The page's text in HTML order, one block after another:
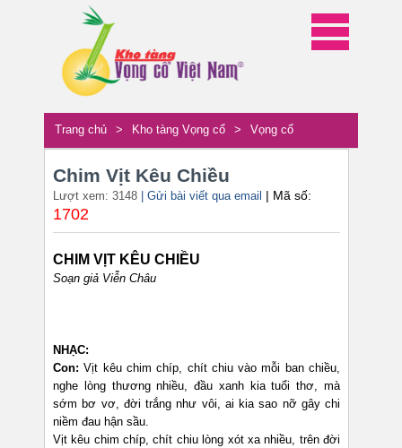
Trang chủ > Kho tàng Vọng cổ > Vọng cổ
Chim Vịt Kêu Chiều
Lượt xem: 3148 | Gửi bài viết qua email | Mã số:
1702
CHIM VỊT KÊU CHIỀU
Soạn giả Viễn Châu
NHẠC:
Con: Vịt kêu chim chíp, chít chiu vào mỗi ban chiều,
nghe lòng thương nhiều, đầu xanh kia tuổi thơ, mà
sớm bơ vơ, đời trắng như vôi, ai kia sao nỡ gây chi
niềm đau hận sầu.
Vịt kêu chim chíp, chít chiu lòng xót xa nhiều, trên đời